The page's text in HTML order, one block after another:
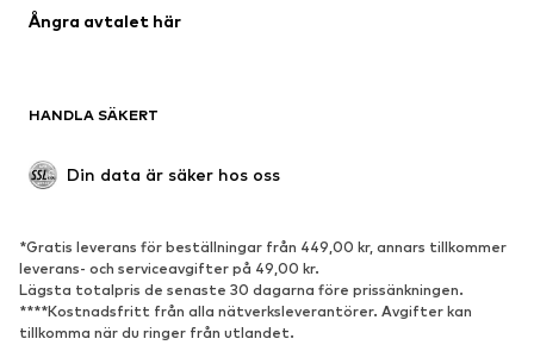
Upcycling
Nytt
Boots & stövlar
Lågskor
SPORT
Sportkläder Sporttyper
Ångra avtalet här
HANDLA SÄKERT
Din data är säker hos oss
*Gratis leverans för beställningar från 449,00 kr, annars tillkommer
leverans- och serviceavgifter på 49,00 kr.
Lägsta totalpris de senaste 30 dagarna före prissänkningen.
****Kostnadsfritt från alla nätverksleverantörer. Avgifter kan
tillkomma när du ringer från utlandet.